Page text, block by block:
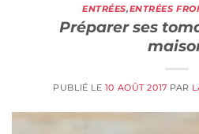
ENTRÉES,ENTRÉES
Préparer ses
PUBLIÉ LE 10 AOÛT 2017 PAR